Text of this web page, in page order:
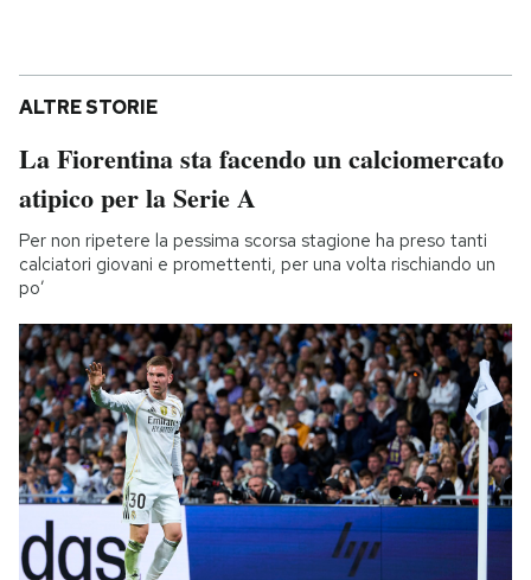
ALTRE STORIE
La Fiorentina sta facendo un calciomercato
atipico per la Serie A
Per non ripetere la pessima scorsa stagione ha preso tanti
calciatori giovani e promettenti, per una volta rischiando un
po’